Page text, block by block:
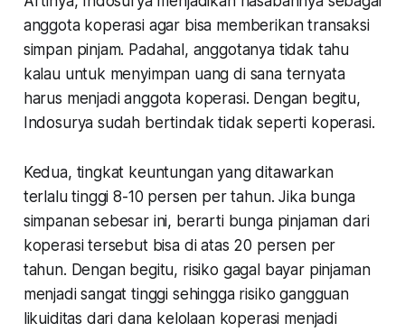
anggota koperasi agar bisa memberikan transaksi
simpan pinjam. Padahal, anggotanya tidak tahu
kalau untuk menyimpan uang di sana ternyata
harus menjadi anggota koperasi. Dengan begitu,
Indosurya sudah bertindak tidak seperti koperasi.
Kedua, tingkat keuntungan yang ditawarkan
terlalu tinggi 8-10 persen per tahun. Jika bunga
simpanan sebesar ini, berarti bunga pinjaman dari
koperasi tersebut bisa di atas 20 persen per
tahun. Dengan begitu, risiko gagal bayar pinjaman
menjadi sangat tinggi sehingga risiko gangguan
likuiditas dari dana kelolaan koperasi menjadi